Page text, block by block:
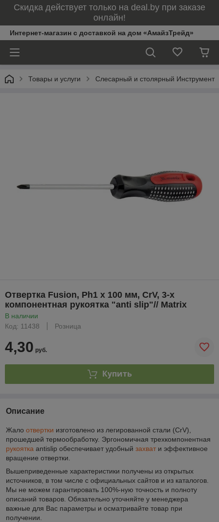
Скидка действует только на deal.by при заказе
онлайн!
Интернет-магазин с доставкой на дом «АмайзТрейд»
Товары и услуги Слесарный и столярный Инструмент
Отвертка Fusion, Ph1 х 100 мм, CrV, 3-х
компонентная рукоятка "anti slip"// Matrix
В наличии
Код: 11438
Розница
4,30 руб.
Купить
Описание
Жало отвертки изготовлено из легированной стали (CrV),
прошедшей термообработку. Эргономичная трехкомпонентная
рукоятка antislip обеспечивает удобный захват и эффективное
вращение отвертки.
Вышеприведенные характеристики получены из открытых
источников, в том числе с официальных сайтов и из каталогов.
Мы не можем гарантировать 100%-ную точность и полноту
описаний товаров. Обязательно уточняйте у менеджера
важные для Вас параметры и осматривайте товар при
получении.